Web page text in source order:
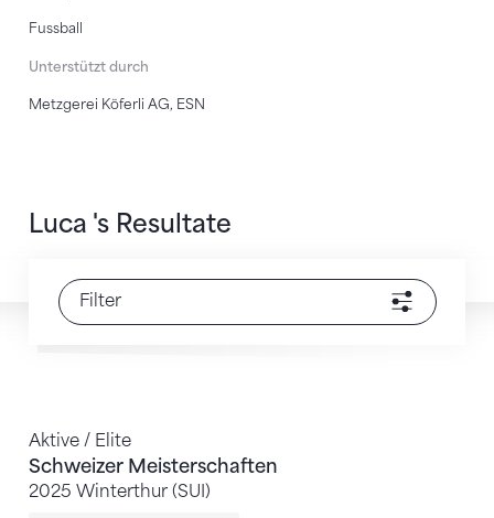
Fussball
Unterstützt durch
Metzgerei Köferli AG, ESN
Luca 's Resultate
Filter
Aktive / Elite
Schweizer Meisterschaften
2025 Winterthur (SUI)